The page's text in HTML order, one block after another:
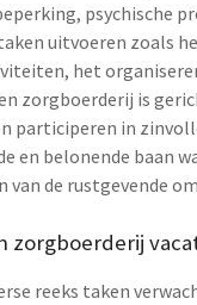
psychische
uitvoeren zoals
het
zorgboerderij is
participeren in
en belonende baan
de rustgevende
zorgboerderij
reeks taken